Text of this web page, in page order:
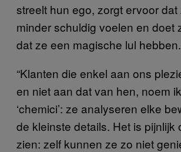
streelt hun ego, zorgt ervoor dat
minder schuldig voelen en doet
dat ze een magische lul hebben.
“Klanten die enkel aan ons
en niet aan dat van hen, noem
‘chemici’: ze analyseren elke
de kleinste details. Het is pijnlijk
zien: zelf kunnen ze zo niet